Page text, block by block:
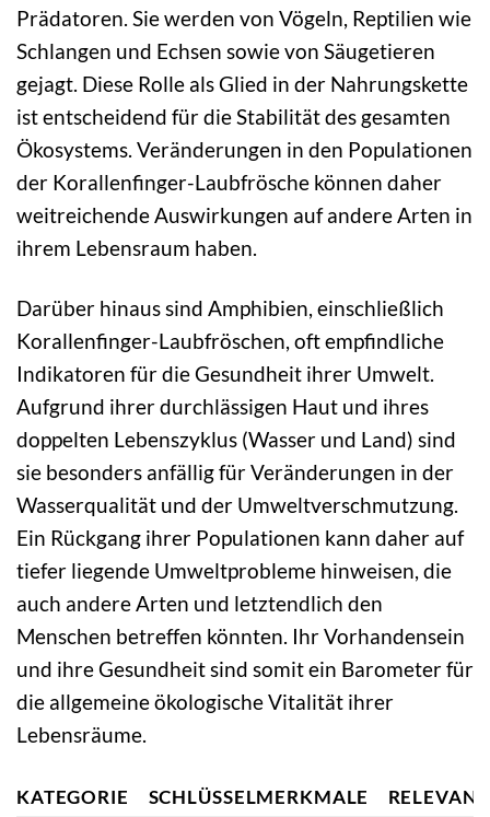
Prädatoren. Sie werden von Vögeln, Reptilien wie
Schlangen und Echsen sowie von Säugetieren
gejagt. Diese Rolle als Glied in der Nahrungskette
ist entscheidend für die Stabilität des gesamten
Ökosystems. Veränderungen in den Populationen
der Korallenfinger-Laubfrösche können daher
weitreichende Auswirkungen auf andere Arten in
ihrem Lebensraum haben.
Darüber hinaus sind Amphibien, einschließlich
Korallenfinger-Laubfröschen, oft empfindliche
Indikatoren für die Gesundheit ihrer Umwelt.
Aufgrund ihrer durchlässigen Haut und ihres
doppelten Lebenszyklus (Wasser und Land) sind
sie besonders anfällig für Veränderungen in der
Wasserqualität und der Umweltverschmutzung.
Ein Rückgang ihrer Populationen kann daher auf
tiefer liegende Umweltprobleme hinweisen, die
auch andere Arten und letztendlich den
Menschen betreffen könnten. Ihr Vorhandensein
und ihre Gesundheit sind somit ein Barometer für
die allgemeine ökologische Vitalität ihrer
Lebensräume.
KATEGORIE SCHLÜSSELMERKMALE RELEVANZ